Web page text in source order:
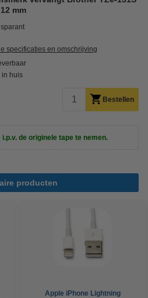
mm
specificaties en omschrijving
in huis
Bestellen
de originele tape te nemen.
producten
Apple iPhone Lightning